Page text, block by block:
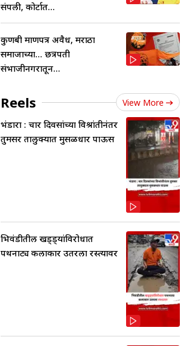
संपली, कोर्टात...
कुणबी प्रमाणपत्र अवैध, मराठा
समाजाच्या... छत्रपती
संभाजीनगरातून...
Reels View More
भंडारा : चार दिवसांच्या विश्रांतीनंतर
तुमसर तालुक्यात मुसळधार पाऊस
भिवंडीतील खड्ड्यांविरोधात
पथनाट्य कलाकार उतरला रस्त्यावर